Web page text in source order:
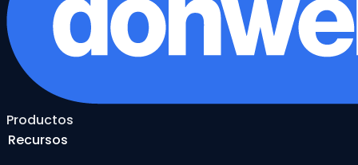
Productos
Recursos